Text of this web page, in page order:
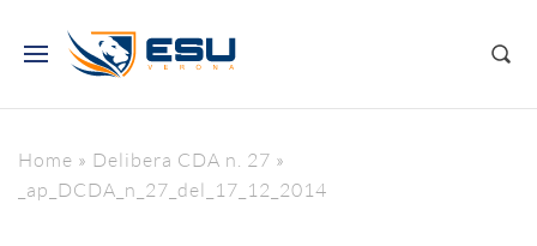
Home » Delibera CDA n. 27 »
_ap_DCDA_n_27_del_17_12_2014